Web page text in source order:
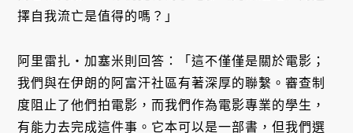
擇自我流亡是值得的嗎？」
阿里雷扎・加塞米則回答：「這不僅僅是關於電影；
我們與在伊朗的阿富汗社區有著深厚的聯繫。審查制
度阻止了他們拍電影，而我們作為電影專業的學生，
有能力去完成這件事。它本可以是一部書，但我們選